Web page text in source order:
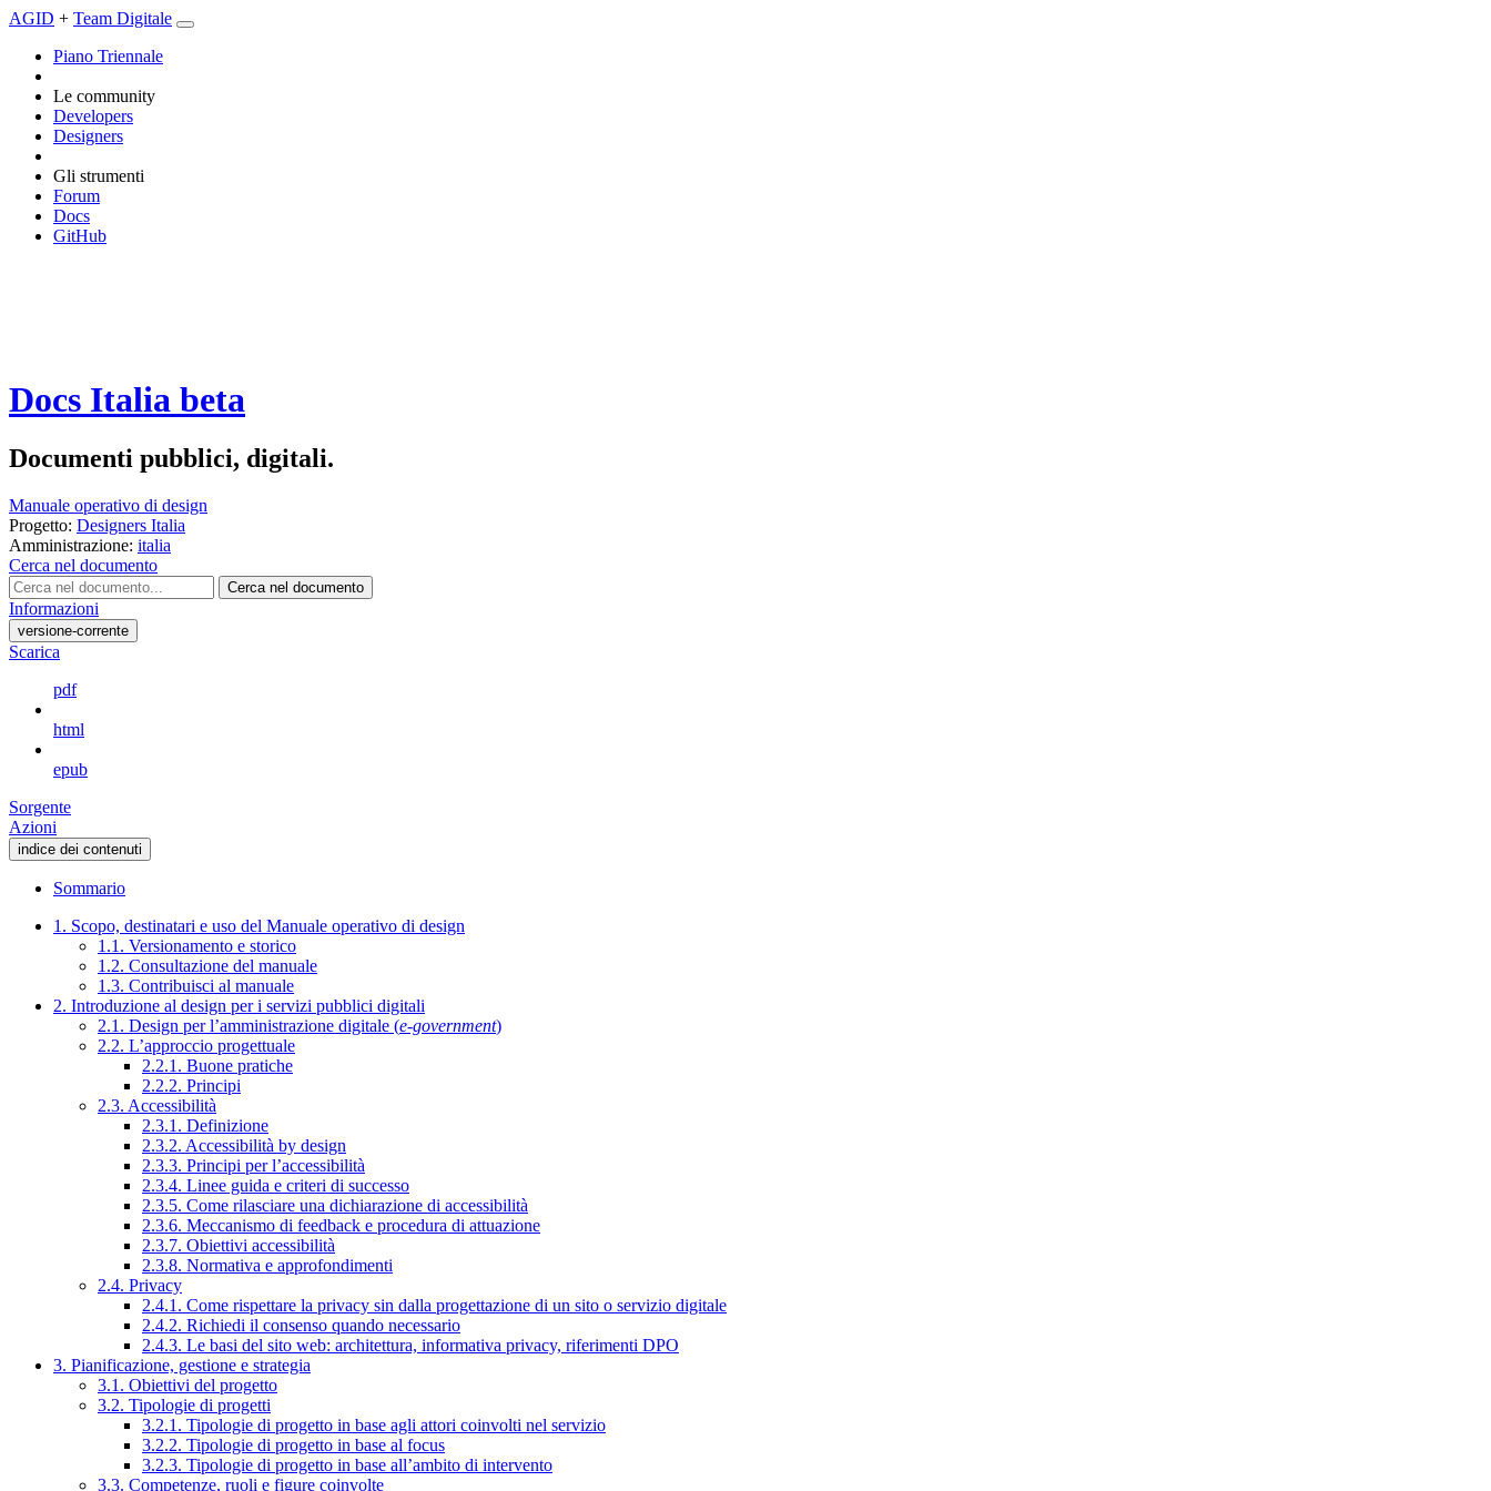
AGID + Team Digitale
Piano Triennale
Le community
Developers
Designers
Gli strumenti
Forum
Docs
GitHub
Docs Italia beta
Documenti pubblici, digitali.
Manuale operativo di design
Progetto: Designers Italia
Amministrazione: italia
Cerca nel documento
Cerca nel documento
Informazioni
versione-corrente
Scarica
pdf
html
epub
Sorgente
Azioni
indice dei contenuti
Sommario
1. Scopo, destinatari e uso del Manuale operativo di design
1.1. Versionamento e storico
1.2. Consultazione del manuale
1.3. Contribuisci al manuale
2. Introduzione al design per i servizi pubblici digitali
2.1. Design per l’amministrazione digitale (e-government)
2.2. L’approccio progettuale
2.2.1. Buone pratiche
2.2.2. Principi
2.3. Accessibilità
2.3.1. Definizione
2.3.2. Accessibilità by design
2.3.3. Principi per l’accessibilità
2.3.4. Linee guida e criteri di successo
2.3.5. Come rilasciare una dichiarazione di accessibilità
2.3.6. Meccanismo di feedback e procedura di attuazione
2.3.7. Obiettivi accessibilità
2.3.8. Normativa e approfondimenti
2.4. Privacy
2.4.1. Come rispettare la privacy sin dalla progettazione di un sito o servizio digitale
2.4.2. Richiedi il consenso quando necessario
2.4.3. Le basi del sito web: architettura, informativa privacy, riferimenti DPO
3. Pianificazione, gestione e strategia
3.1. Obiettivi del progetto
3.2. Tipologie di progetti
3.2.1. Tipologie di progetto in base agli attori coinvolti nel servizio
3.2.2. Tipologie di progetto in base al focus
3.2.3. Tipologie di progetto in base all’ambito di intervento
3.3. Competenze, ruoli e figure coinvolte